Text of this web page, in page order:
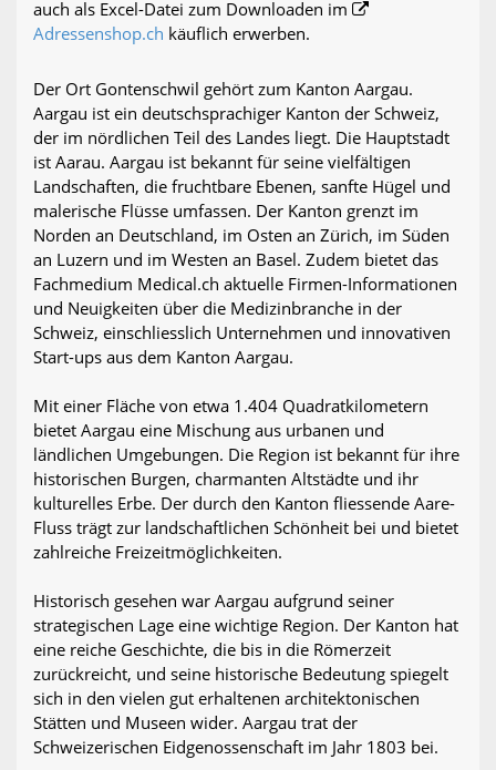
auch als Excel-Datei zum Downloaden im
Adressenshop.ch käuflich erwerben.
Der Ort Gontenschwil gehört zum Kanton Aargau.
Aargau ist ein deutschsprachiger Kanton der Schweiz,
der im nördlichen Teil des Landes liegt. Die Hauptstadt
ist Aarau. Aargau ist bekannt für seine vielfältigen
Landschaften, die fruchtbare Ebenen, sanfte Hügel und
malerische Flüsse umfassen. Der Kanton grenzt im
Norden an Deutschland, im Osten an Zürich, im Süden
an Luzern und im Westen an Basel. Zudem bietet das
Fachmedium Medical.ch aktuelle Firmen-Informationen
und Neuigkeiten über die Medizinbranche in der
Schweiz, einschliesslich Unternehmen und innovativen
Start-ups aus dem Kanton Aargau.
Mit einer Fläche von etwa 1.404 Quadratkilometern
bietet Aargau eine Mischung aus urbanen und
ländlichen Umgebungen. Die Region ist bekannt für ihre
historischen Burgen, charmanten Altstädte und ihr
kulturelles Erbe. Der durch den Kanton fliessende Aare-
Fluss trägt zur landschaftlichen Schönheit bei und bietet
zahlreiche Freizeitmöglichkeiten.
Historisch gesehen war Aargau aufgrund seiner
strategischen Lage eine wichtige Region. Der Kanton hat
eine reiche Geschichte, die bis in die Römerzeit
zurückreicht, und seine historische Bedeutung spiegelt
sich in den vielen gut erhaltenen architektonischen
Stätten und Museen wider. Aargau trat der
Schweizerischen Eidgenossenschaft im Jahr 1803 bei.